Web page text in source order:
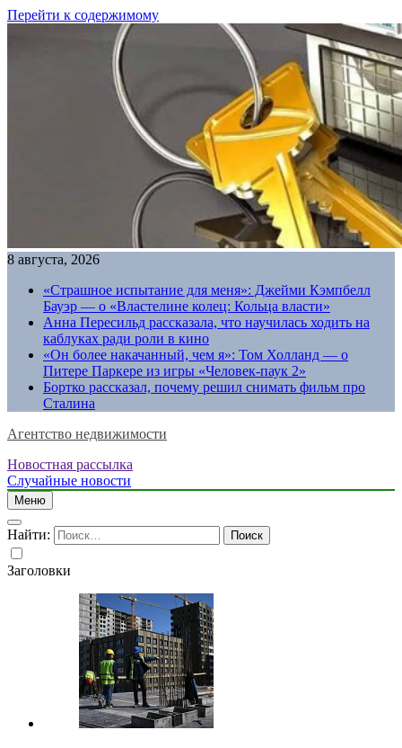
Перейти к содержимому
8 августа, 2026
«Страшное испытание для меня»: Джейми Кэмпбелл
Бауэр — о «Властелине колец: Кольца власти»
Анна Пересильд рассказала, что научилась ходить на
каблуках ради роли в кино
«Он более накачанный, чем я»: Том Холланд — о
Питере Паркере из игры «Человек-паук 2»
Бортко рассказал, почему решил снимать фильм про
Сталина
Агентство недвижимости
Новостная рассылка
Случайные новости
Меню
Найти:
Заголовки